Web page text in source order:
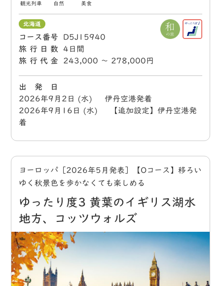
観光列車 自然 美食
北海道
コース番号
D5J15940
旅行日数
4日間
旅行代金
243,000 〜 278,000円
出 発 日
2026年9月2日 (水) 伊丹空港発着
2026年9月16日 (水) 【追加設定】伊丹空港発
着
ヨーロッパ［2026年5月発表］【Oコース】移ろい
ゆく秋景色を歩かなくても楽しめる
ゆったり度3 黄葉のイギリス湖水
地方、コッツウォルズ